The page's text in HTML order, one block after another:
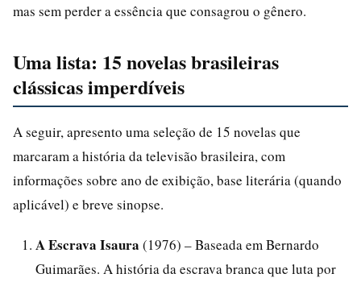
mas sem perder a essência que consagrou o gênero.
Uma lista: 15 novelas brasileiras
clássicas imperdíveis
A seguir, apresento uma seleção de 15 novelas que
marcaram a história da televisão brasileira, com
informações sobre ano de exibição, base literária (quando
aplicável) e breve sinopse.
A Escrava Isaura (1976) – Baseada em Bernardo
Guimarães. A história da escrava branca que luta por